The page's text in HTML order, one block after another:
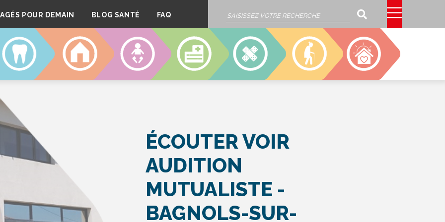
POUR DEMAIN BLOG SANTÉ FAQ Rechercher
DENTAIRE LOGEMENT CRÈCHES CLINIQUE SSIAD EHPAD CAJOU
ÉCOUTER VOIR
AUDITION
MUTUALISTE -
BAGNOLS-SUR-